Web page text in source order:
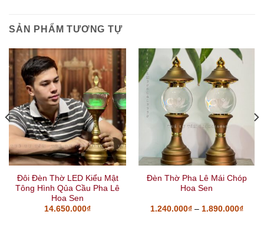
SẢN PHẨM TƯƠNG TỰ
Đôi Đèn Thờ LED Kiểu Mật
Tông Hình Qủa Cầu Pha Lê
Hoa Sen
14.650.000₫
Đèn Thờ Pha Lê Mái Chóp
Hoa Sen
1.240.000₫– 1.890.000₫